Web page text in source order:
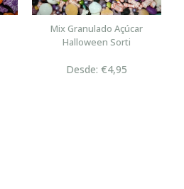
Mix Granulado Açúcar
Halloween Sorti
Desde: €4,95